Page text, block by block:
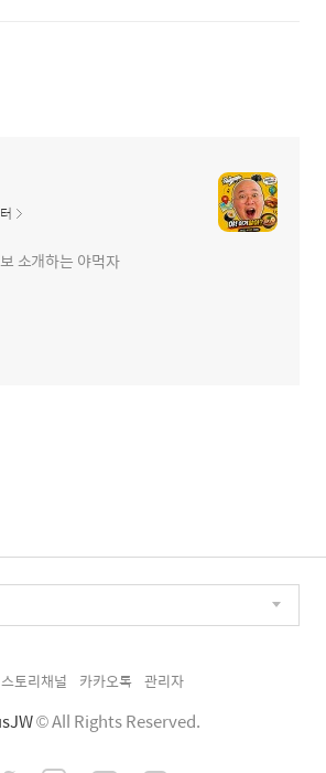
소개하는 야먹자
스토리채널 카카오톡 관리자
© All Rights Reserved.